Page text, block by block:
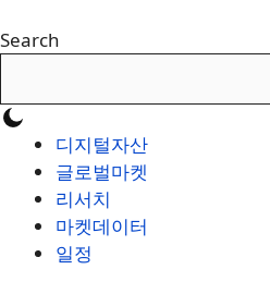
Search
디지털자산
글로벌마켓
리서치
마켓데이터
일정